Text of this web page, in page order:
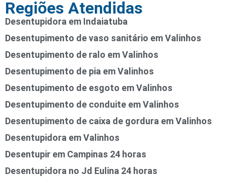
Regiões Atendidas
Desentupidora em Indaiatuba
Desentupimento de vaso sanitário em Valinhos
Desentupimento de ralo em Valinhos
Desentupimento de pia em Valinhos
Desentupimento de esgoto em Valinhos
Desentupimento de conduite em Valinhos
Desentupimento de caixa de gordura em Valinhos
Desentupidora em Valinhos
Desentupir em Campinas 24 horas
Desentupidora no Jd Eulina 24 horas